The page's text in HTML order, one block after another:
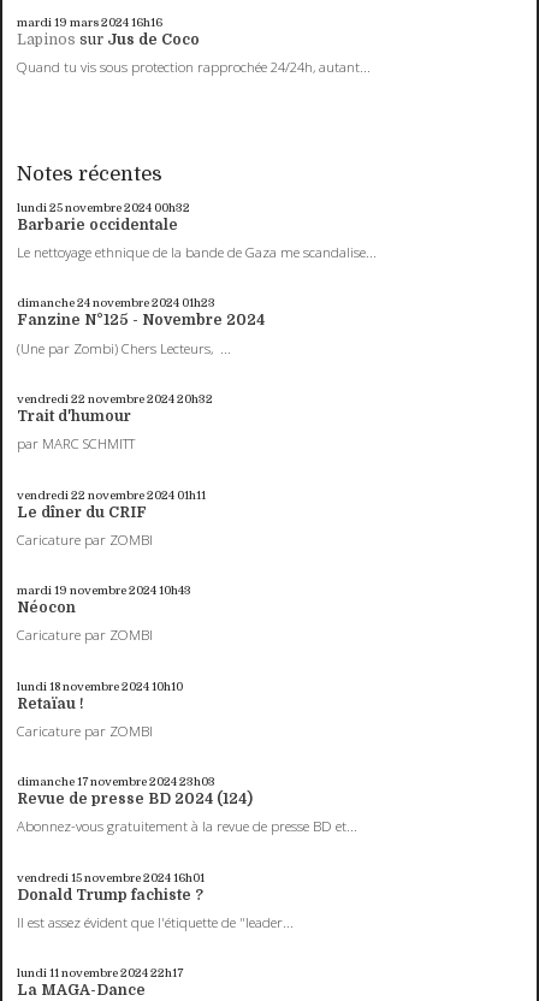
mardi 19 mars 202416h16
Lapinos sur Jus de Coco
Quand tu vis sous protection rapprochée 24/24h, autant...
Notes récentes
lundi 25novembre 2024 00h32
Barbarie occidentale
Le nettoyage ethnique de la bande de Gaza me scandalise...
dimanche 24novembre 2024 01h23
Fanzine N°125 - Novembre 2024
(Une par Zombi) Chers Lecteurs, ...
vendredi 22 novembre 202420h32
Trait d'humour
par MARC SCHMITT
vendredi 22 novembre 2024 01h11
Le dîner du CRIF
Caricature par ZOMBI
mardi 19 novembre 202410h43
Néocon
Caricature par ZOMBI
lundi 18novembre 202410h10
Retaïau !
Caricature par ZOMBI
dimanche 17novembre 202423h03
Revue de presse BD 2024 (124)
Abonnez-vous gratuitement à la revue de presse BD et...
vendredi 15novembre 202416h01
Donald Trump fachiste ?
Il est assez évident que l'étiquette de "leader...
lundi 11novembre 202422h17
La MAGA-Dance